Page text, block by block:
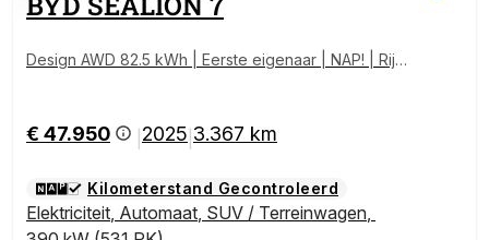
Design AWD 82.5 kWh | Eerste eigenaar | NAP! | Rijkl
€ 47.950 2025 3.367 km
Kilometerstand Gecontroleerd
Elektriciteit, Automaat, SUV / Terreinwagen,